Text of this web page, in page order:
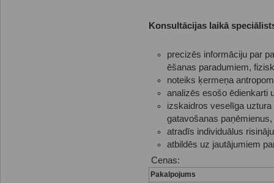
Konsultācijas laikā
precizēs informāciju par
ēšanas paradumiem,
noteiks ķermeņa
analizēs esošo ēdienkarti
izskaidros veselīga
gatavošanas
atradīs individuālus
atbildēs uz jautājumiem
Cenas:
Pakalpojums